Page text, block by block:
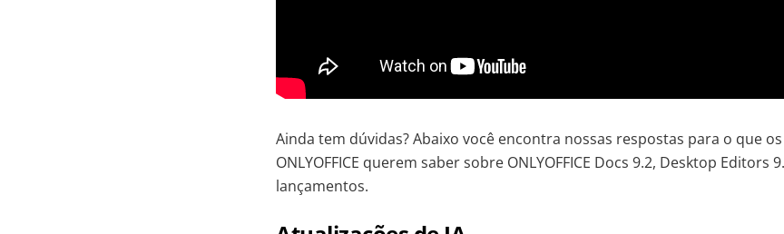
Ainda tem dúvidas? Abaixo você encontra nossas respostas para o que
ONLYOFFICE querem saber sobre ONLYOFFICE Docs 9.2, Desktop Editors
lançamentos.